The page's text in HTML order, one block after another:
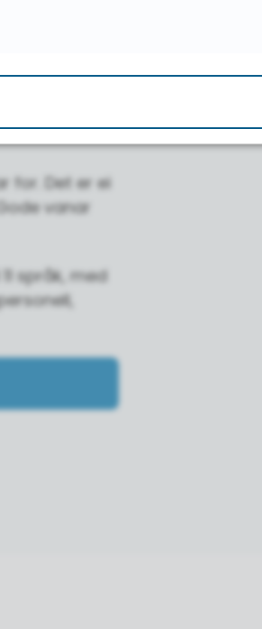
for. Det er ei
vanar
språk, med